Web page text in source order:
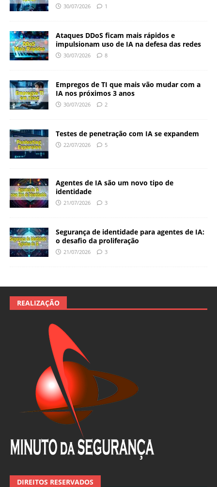
30/07/2026 1
Ataques DDoS ficam mais rápidos e
impulsionam uso de IA na defesa das redes
30/07/2026 8
Empregos de TI que mais vão mudar com a
IA nos próximos 3 anos
30/07/2026 2
Testes de penetração com IA se expandem
22/07/2026 5
Agentes de IA são um novo tipo de
identidade
21/07/2026 3
Segurança de identidade para agentes de IA:
o desafio da proliferação
21/07/2026 3
REALIZAÇÃO
DIREITOS RESERVADOS